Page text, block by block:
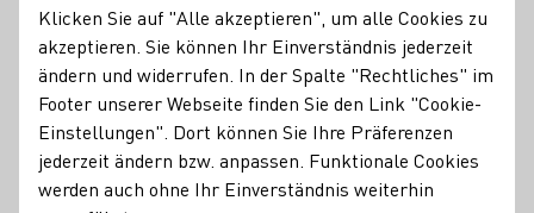
S
T U V W X Y Z
A
Abbeeren
Klicken Sie auf "Alle akzeptieren", um alle Cookies zu
akzeptieren. Sie können Ihr Einverständnis jederzeit
ändern und widerrufen. In der Spalte "Rechtliches" im
Footer unserer Webseite finden Sie den Link "Cookie-
Einstellungen". Dort können Sie Ihre Präferenzen
jederzeit ändern bzw. anpassen. Funktionale Cookies
werden auch ohne Ihr Einverständnis weiterhin